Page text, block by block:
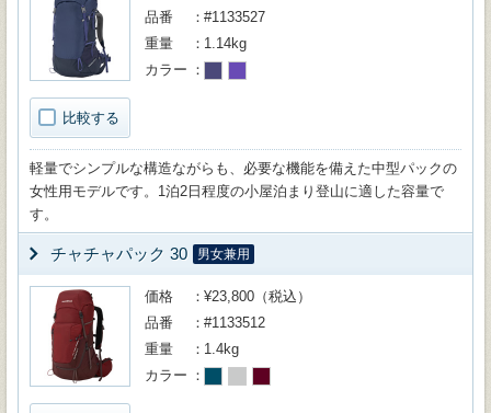
比較する
品番
#1133527
重量
1.14kg
カラー
軽量でシンプルな構造ながらも、必要な機能を備えた中型パックの
女性用モデルです。1泊2日程度の小屋泊まり登山に適した容量で
す。
チャチャパック 30 男女兼用
価格
¥23,800（税込）
品番
#1133512
重量
1.4kg
カラー